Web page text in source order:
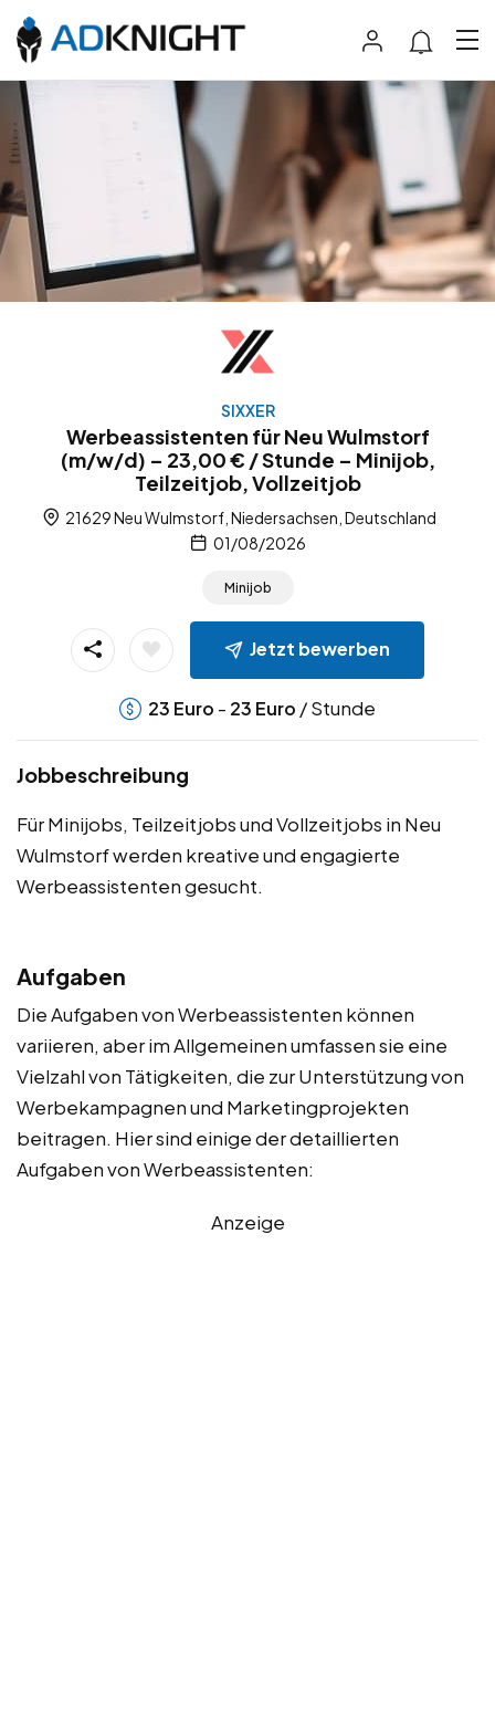
SIXXER
Werbeassistenten für Neu Wulmstorf
(m/w/d) – 23,00 € / Stunde – Minijob,
Teilzeitjob, Vollzeitjob
21629 Neu Wulmstorf, Niedersachsen, Deutschland
01/08/2026
Minijob
Jetzt bewerben
23 Euro - 23 Euro / Stunde
Jobbeschreibung
Für Minijobs, Teilzeitjobs und Vollzeitjobs in Neu
Wulmstorf werden kreative und engagierte
Werbeassistenten gesucht.
Aufgaben
Die Aufgaben von Werbeassistenten können
variieren, aber im Allgemeinen umfassen sie eine
Vielzahl von Tätigkeiten, die zur Unterstützung von
Werbekampagnen und Marketingprojekten
beitragen. Hier sind einige der detaillierten
Aufgaben von Werbeassistenten:
Anzeige